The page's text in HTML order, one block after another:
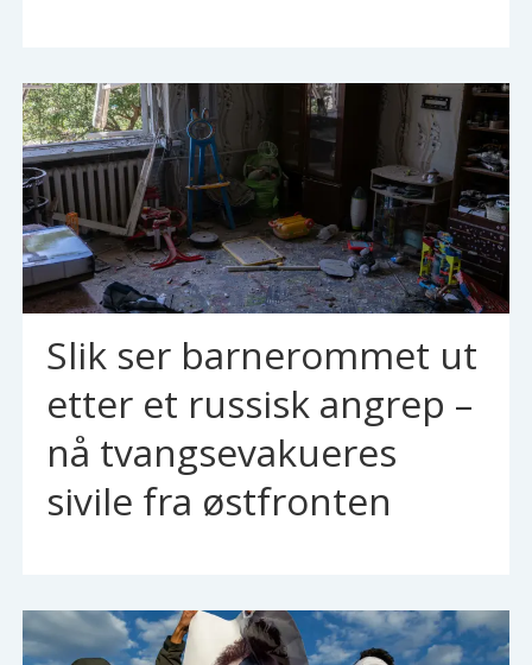
Slik ser barnerommet ut
etter et russisk angrep –
nå tvangsevakueres
sivile fra østfronten